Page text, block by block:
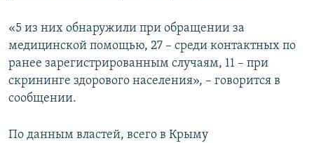
«5 из них обнаружили при обращении за
медицинской помощью, 27 – среди контактных по
ранее зарегистрированным случаям, 11 – при
скрининге здорового населения», – говорится в
сообщении.
По данным властей, всего в Крыму